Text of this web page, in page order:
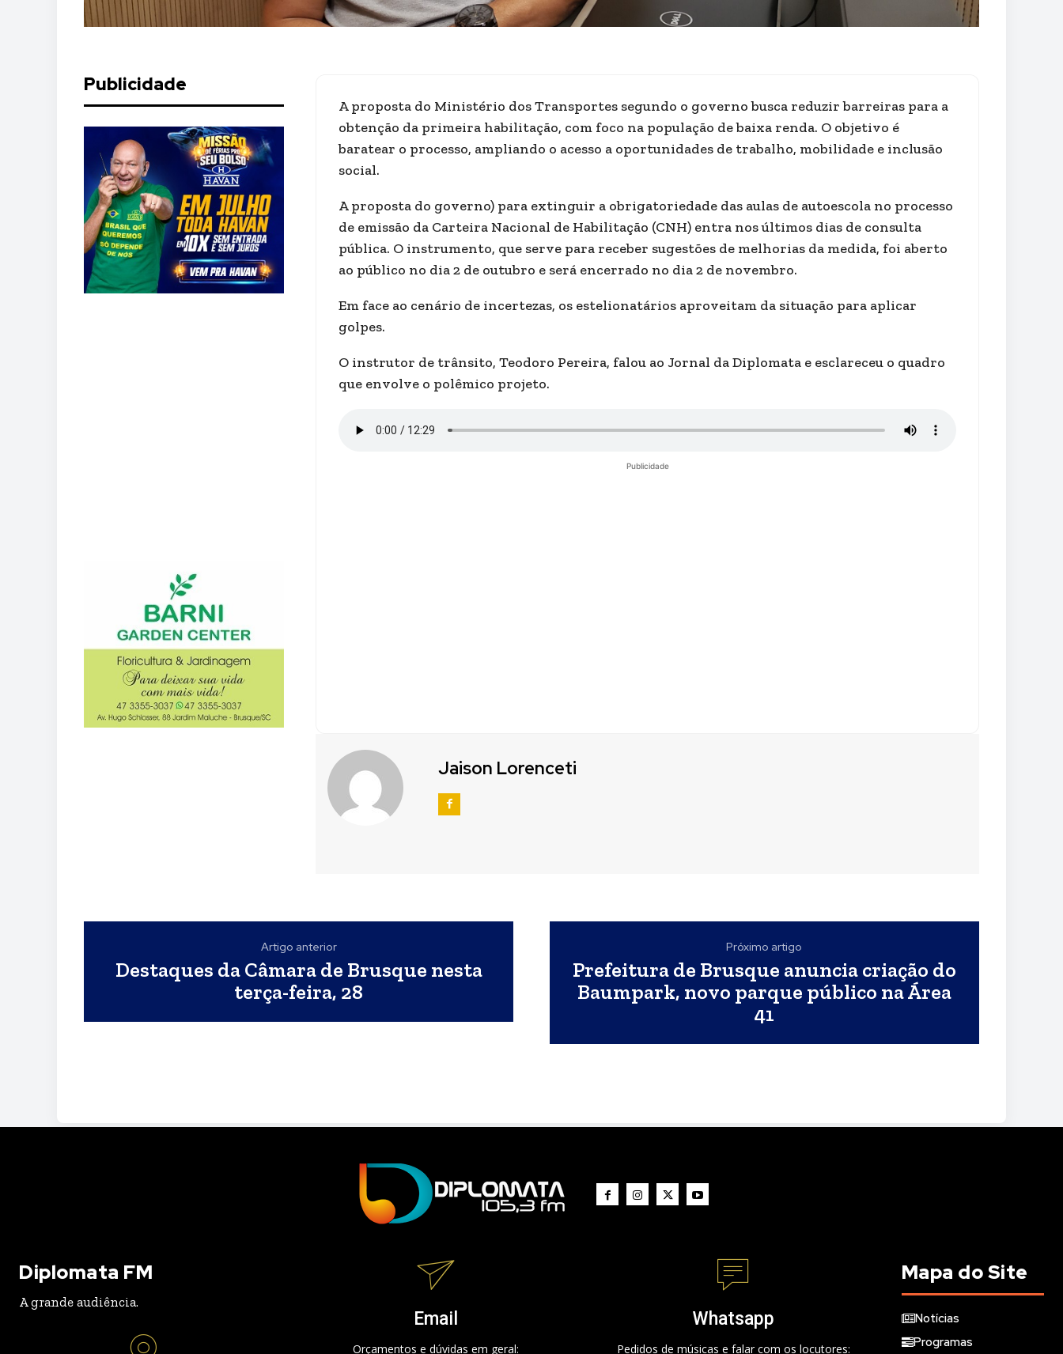
Publicidade
A proposta do Ministério dos Transportes segundo o governo busca reduzir barreiras para a
obtenção da primeira habilitação, com foco na população de baixa renda. O objetivo é
baratear o processo, ampliando o acesso a oportunidades de trabalho, mobilidade e inclusão
social.
A proposta do governo) para extinguir a obrigatoriedade das aulas de autoescola no processo
de emissão da Carteira Nacional de Habilitação (CNH) entra nos últimos dias de consulta
pública. O instrumento, que serve para receber sugestões de melhorias da medida, foi aberto
ao público no dia 2 de outubro e será encerrado no dia 2 de novembro.
Em face ao cenário de incertezas, os estelionatários aproveitam da situação para aplicar
golpes.
O instrutor de trânsito, Teodoro Pereira, falou ao Jornal da Diplomata e esclareceu o quadro
que envolve o polêmico projeto.
Publicidade
Jaison Lorenceti
Artigo anterior
Destaques da Câmara de Brusque nesta
terça-feira, 28
Próximo artigo
Prefeitura de Brusque anuncia criação do
Baumpark, novo parque público na Área
41
Diplomata FM
A grande audiência.
Email
Orçamentos e dúvidas em geral:
Whatsapp
Pedidos de músicas e falar com os locutores:
Mapa do Site
Notícias
Programas